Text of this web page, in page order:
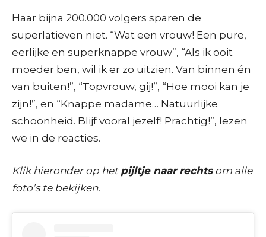
Haar bijna 200.000 volgers sparen de
superlatieven niet. “Wat een vrouw! Een pure,
eerlijke en superknappe vrouw”, “Als ik ooit
moeder ben, wil ik er zo uitzien. Van binnen én
van buiten!”, “Topvrouw, gij!”, “Hoe mooi kan je
zijn!”, en “Knappe madame… Natuurlijke
schoonheid. Blijf vooral jezelf! Prachtig!”, lezen
we in de reacties.
Klik hieronder op het pijltje naar rechtsom alle
foto’s te bekijken.